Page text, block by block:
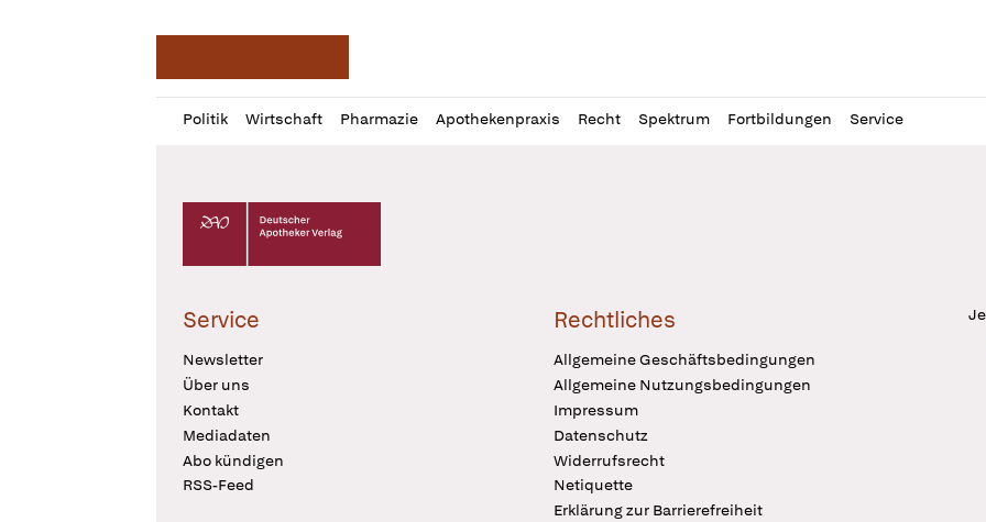
Politik Wirtschaft Pharmazie Apothekenpraxis Recht Spektrum Fortbildungen Service
Profil
öffnen
Daz
Pur
Deutscher Apotheker Verlag Logo
Service
Newsletter
Über uns
Kontakt
Mediadaten
Abo kündigen
RSS-Feed
Rechtliches
Allgemeine Geschäftsbedingungen
Allgemeine Nutzungsbedingungen
Impressum
Datenschutz
Widerrufsrecht
Netiquette
Erklärung zur Barrierefreiheit